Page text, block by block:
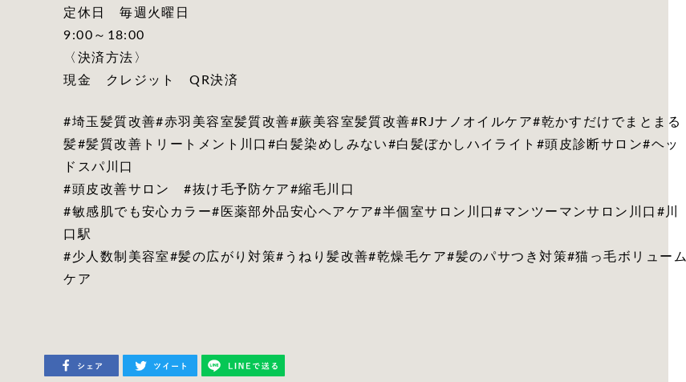
定休日 毎週火曜日
9:00～18:00
〈決済方法〉
現金 クレジット QR決済
#埼玉髪質改善#赤羽美容室髪質改善#蕨美容室髪質改善#RJナノオイルケア#乾かすだけでまとまる
髪#髪質改善トリートメント川口#白髪染めしみない#白髪ぼかしハイライト#頭皮診断サロン#ヘッ
ドスパ川口
#頭皮改善サロン #抜け毛予防ケア#縮毛川口
#敏感肌でも安心カラー#医薬部外品安心ヘアケア#半個室サロン川口#マンツーマンサロン川口#川
口駅
#少人数制美容室#髪の広がり対策#うねり髪改善#乾燥毛ケア#髪のパサつき対策#猫っ毛ボリューム
ケア